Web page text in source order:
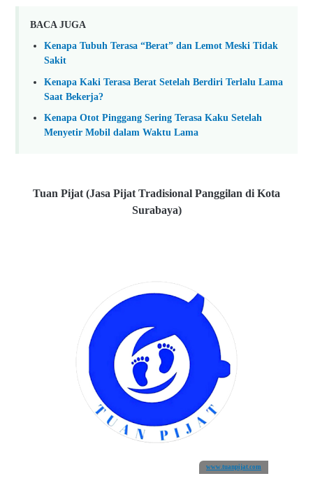
BACA JUGA
Kenapa Tubuh Terasa “Berat” dan Lemot Meski Tidak
Sakit
Kenapa Kaki Terasa Berat Setelah Berdiri Terlalu Lama
Saat Bekerja?
Kenapa Otot Pinggang Sering Terasa Kaku Setelah
Menyetir Mobil dalam Waktu Lama
Tuan Pijat (Jasa Pijat Tradisional Panggilan di Kota
Surabaya)
www.tuanpijat.com